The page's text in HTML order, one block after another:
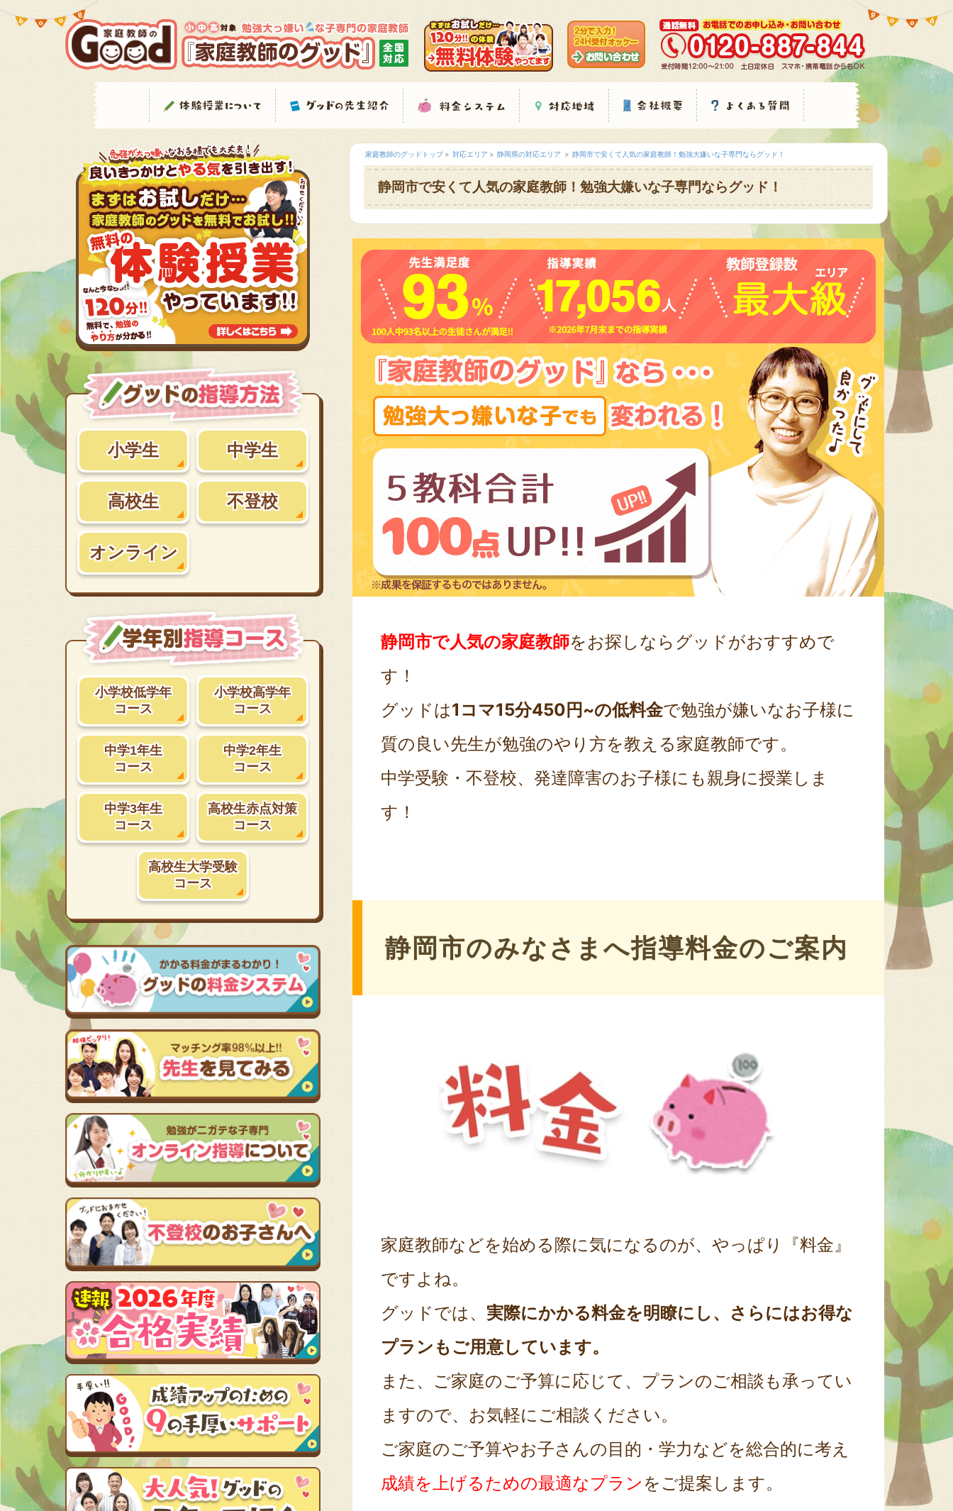
小学生 中学生
高校生 不登校
オンライン
小学校低学年
コース
小学校高学年
コース
中学1年生
コース
中学2年生
コース
中学3年生
コース
高校生赤点対策
コース
高校生大学受験
コース
家庭教師のグッドトップ 対応エリア 静岡県の対応エリア 静岡市で安くて人気の家庭教師！勉強大嫌いな子専門ならグッド！
静岡市で安くて人気の家庭教師！勉強大嫌いな子専門ならグッド！
静岡市で人気の家庭教師をお探しならグッドがおすすめで
す！
グッドは1コマ15分450円~の低料金で勉強が嫌いなお子様に
質の良い先生が勉強のやり方を教える家庭教師です。
中学受験・不登校、発達障害のお子様にも親身に授業しま
す！
静岡市のみなさまへ指導料金のご案内
家庭教師などを始める際に気になるのが、やっぱり『料金』
ですよね。
グッドでは、 実際にかかる料金を明瞭にし、さらにはお得な
プランもご用意しています。
また、ご家庭のご予算に応じて、プランのご相談も承ってい
ますので、お気軽にご相談ください。
ご家庭のご予算やお子さんの目的・学力などを総合的に考え
成績を上げるための最適なプランをご提案します。